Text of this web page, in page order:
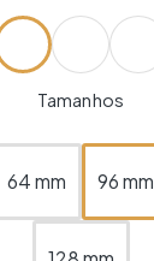
Tamanhos
64 mm 96 mm